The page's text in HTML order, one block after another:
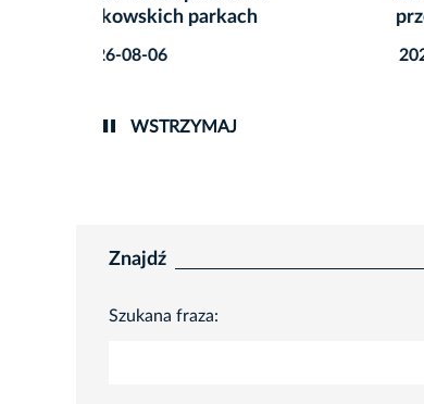
przeterminowanymi lekami?
2026-08-06
WSTRZYMAJ
Znajdź
Szukana fraza: